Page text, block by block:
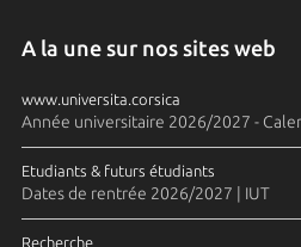
A la une sur nos sites web
www.universita.corsica
Année universitaire 2026/2027 -
Etudiants & futurs étudiants
Dates de rentrée 2026/2027 | IUT
Recherche